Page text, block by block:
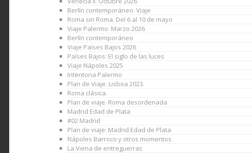
Berlín contemporáneo. Viaje
Roma sin Roma. Del 6 al 10 de mayo
Viaje Palermo. Marzo 2026
Berlín contemporáneo
Viaje Países Bajos 2026
Países Bajos: El siglo de las luces
Viaje Nápoles 2025
Intentona Palermo
Plan de Viaje. Lisboa 2023.
Roma clásica.
Plan de viaje. Roma desordenada
Madrid Edad de Plata
#02 Madrid
Plan de viaje: Madrid Edad de Plata
Nápoles Barroco y otros momentos
La Viena de entreguerras